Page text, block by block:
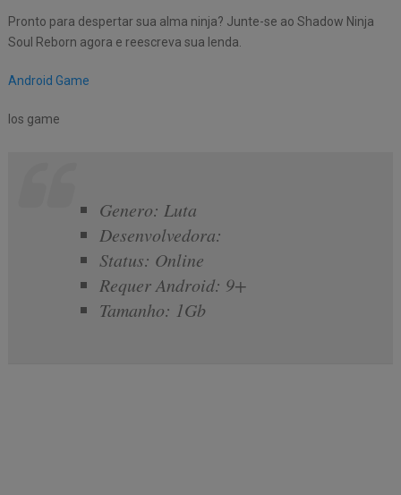
Pronto para despertar sua alma ninja? Junte-se ao Shadow Ninja
Soul Reborn agora e reescreva sua lenda.
Android Game
Ios game
Genero: Luta
Desenvolvedora:
Status: Online
Requer Android: 9+
Tamanho: 1Gb